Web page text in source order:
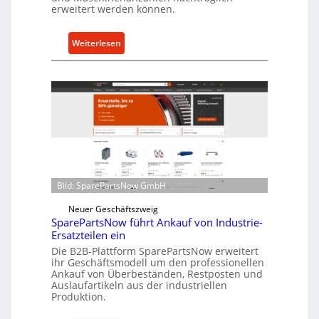
c
u
t
z
f
ü
r
i
i
r
k
t
e
A
n
t
erweitert werden können.
Weiterlesen:
C
l
l
n
t
w
i
c
k
e
l
t
Bild: SparePartsNow GmbH
Neuer Geschäftszweig
SparePartsNow führt Ankauf von Industrie-
Ersatzteilen ein
Die B2B-Plattform SparePartsNow erweitert
ihr Geschäftsmodell um den professionellen
Ankauf von Überbeständen, Restposten und
Auslaufartikeln aus der industriellen
Produktion.